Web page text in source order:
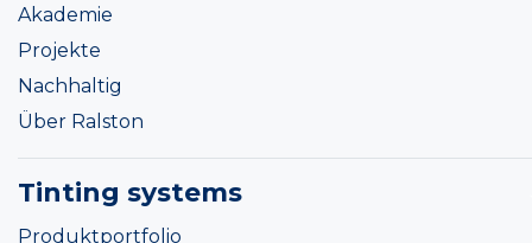
Akademie
Projekte
Nachhaltig
Über Ralston
Tinting systems
Produktportfolio